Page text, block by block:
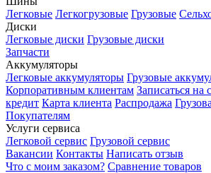
Легковые Легкогрузовые Грузовые
Диски
Легковые диски Грузовые диски
Запчасти
Аккумуляторы
Легковые аккумуляторы Грузовые
Корпоративным клиентам Записаться на
кредит Карта клиента Распродажа
Покупателям
Услуги сервиса
Легковой сервис Грузовой сервис
Вакансии Контакты Написать отзыв
Что с моим заказом? Сравнение товаров